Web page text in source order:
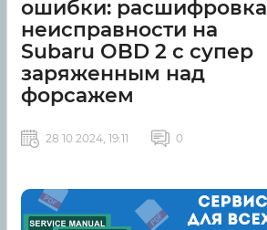
ошибки: расшифровка
неисправности на
Subaru OBD 2 с супер
заряженным над
форсажем
28 10 2024, 19:11 0